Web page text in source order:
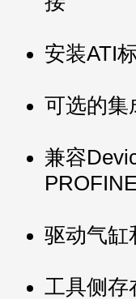
安装ATI
可选的集
兼容
驱动气缸
工具侧存